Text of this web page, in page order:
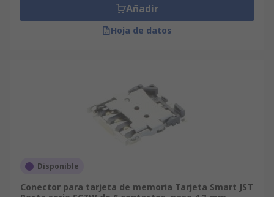
Añadir
Hoja de datos
Disponible
Conector para tarjeta de memoria Tarjeta Smart JST